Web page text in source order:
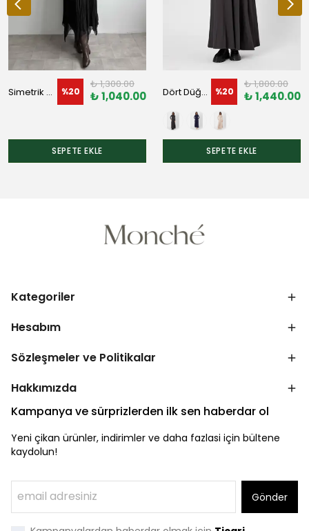
Simetrik Şifon Etek %20
₺ 1,300.00
₺ 1,040.00
SEPETE EKLE
Dört Düğmeli Pamuklu Modal Elbise %20
₺ 1,800.00
₺ 1,440.00
SEPETE EKLE
Kategoriler
Hesabım
Sözleşmeler ve Politikalar
Hakkımızda
Kampanya ve sürprizlerden ilk sen haberdar ol
Yeni çikan ürünler, indirimler ve daha fazlasi için bültene
kaydolun!
Gönder